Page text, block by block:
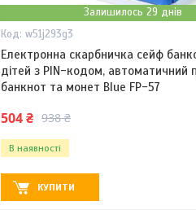
Залишилось 29 днів
w51j293g3
Електронна скарбничка сейф
дітей з PIN-кодом, автоматичний
банкнот та монет Blue FP-57
504 ₴ 938 ₴
В наявності
КУПИТИ